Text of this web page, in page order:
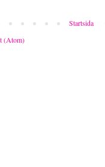
Startsida
(Atom)